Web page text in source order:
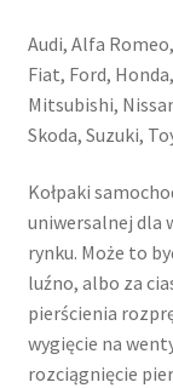
Audi, Alfa
Fiat, Ford,
Mitsubishi,
Skoda, Suzuki,
Kołpaki
uniwersalnej dla
rynku. Może to
luźno, albo za
pierścienia
wygięcie na
rozciągnięcie